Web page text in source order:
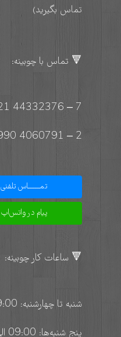
تماس بگیرید)
🔻 تماس با چوبینه:
7 – 44332376 021
2 – 4060791 0990
تمـــــــاس تلفنی
پیام در واتس‌اپ
🔻 ساعات کار چوبینه:
شنبه تا چهارشنبه: 09:00 الی 17:00
پنج شنبه‌ها: 09:00 الی 14:00